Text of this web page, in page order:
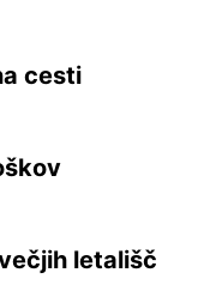
cesti
letališč